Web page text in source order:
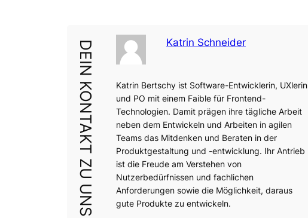
DEIN KONTAKT ZU UNS Katrin Schneider
Katrin Bertschy ist Software-Entwicklerin, UXlerin
und PO mit einem Faible für Frontend-
Technologien. Damit prägen ihre tägliche Arbeit
neben dem Entwickeln und Arbeiten in agilen
Teams das Mitdenken und Beraten in der
Produktgestaltung und -entwicklung. Ihr Antrieb
ist die Freude am Verstehen von
Nutzerbedürfnissen und fachlichen
Anforderungen sowie die Möglichkeit, daraus
gute Produkte zu entwickeln.